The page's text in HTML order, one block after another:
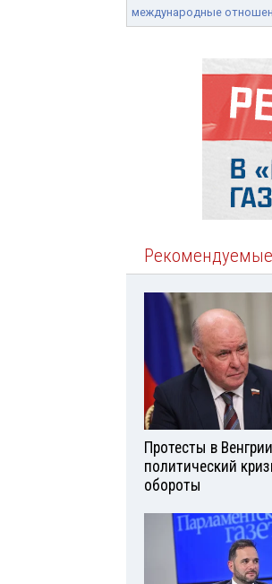
международные
Протесты в
политический
обороты